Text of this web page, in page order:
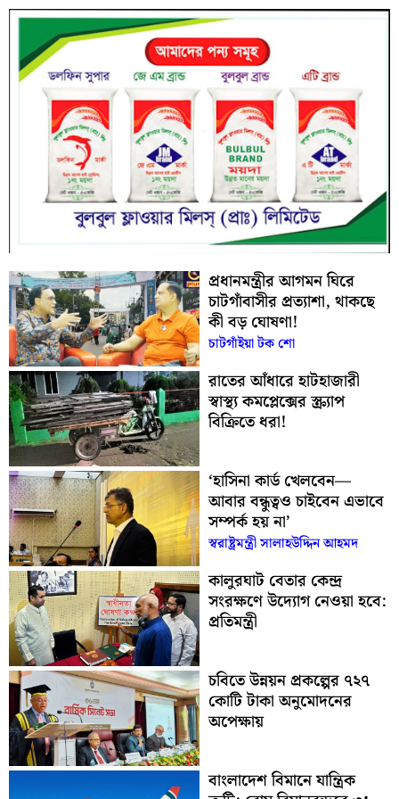
প্রধানমন্ত্রীর আগমন ঘিরে
চাটগাঁবাসীর প্রত্যাশা, থাকছে
কী বড় ঘোষণা!
চাটগাঁইয়া টক শো
রাতের আঁধারে হাটহাজারী
স্বাস্থ্য কমপ্লেক্সের স্ক্র্যাপ
বিক্রিতে ধরা!
‘হাসিনা কার্ড খেলবেন—
আবার বন্ধুত্বও চাইবেন এভাবে
সম্পর্ক হয় না’
স্বরাষ্ট্রমন্ত্রী সালাহউদ্দিন আহমদ
কালুরঘাট বেতার কেন্দ্র
সংরক্ষণে উদ্যোগ নেওয়া হবে:
প্রতিমন্ত্রী
চবিতে উন্নয়ন প্রকল্পের ৭২৭
কোটি টাকা অনুমোদনের
অপেক্ষায়
বাংলাদেশ বিমানে যান্ত্রিক